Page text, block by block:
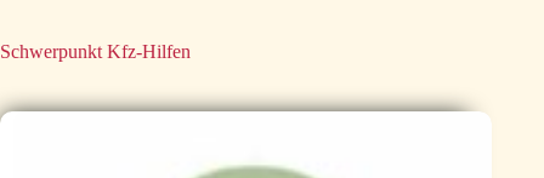
Schwerpunkt Kfz-Hilfen